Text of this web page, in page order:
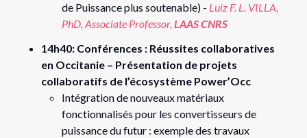
de Puissance plus soutenable) - Luiz F. L. VILLA,
PhD, Associate Professor, LAAS CNRS
14h40: Conférences : Réussites collaboratives
en Occitanie – Présentation de projets
collaboratifs de l’écosystème Power’Occ
Intégration de nouveaux matériaux
fonctionnalisés pour les convertisseurs de
puissance du futur : exemple des travaux